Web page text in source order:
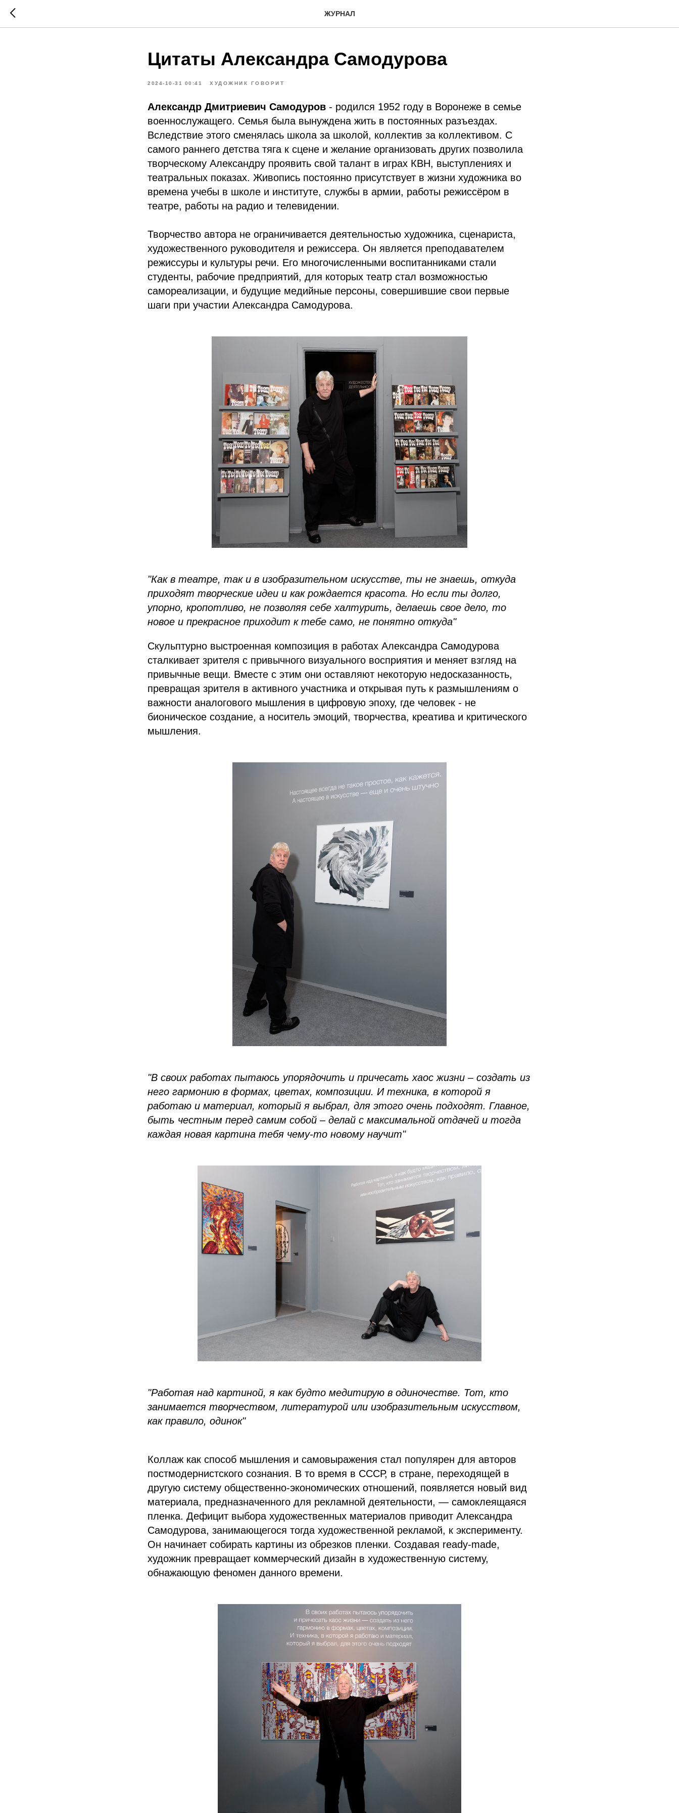
ЖУРНАЛ
Цитаты Александра Самодурова
2024-10-31 00:41 ХУДОЖНИК ГОВОРИТ
Александр Дмитриевич Самодуров - родился 1952 году в Воронеже в семье
военнослужащего. Семья была вынуждена жить в постоянных разъездах.
Вследствие этого сменялась школа за школой, коллектив за коллективом. С
самого раннего детства тяга к сцене и желание организовать других позволила
творческому Александру проявить свой талант в играх КВН, выступлениях и
театральных показах. Живопись постоянно присутствует в жизни художника во
времена учебы в школе и институте, службы в армии, работы режиссёром в
театре, работы на радио и телевидении.
Творчество автора не ограничивается деятельностью художника, сценариста,
художественного руководителя и режиссера. Он является преподавателем
режиссуры и культуры речи. Его многочисленными воспитанниками стали
студенты, рабочие предприятий, для которых театр стал возможностью
самореализации, и будущие медийные персоны, совершившие свои первые
шаги при участии Александра Самодурова.
"Как в театре, так и в изобразительном искусстве, ты не знаешь, откуда
приходят творческие идеи и как рождается красота. Но если ты долго,
упорно, кропотливо, не позволяя себе халтурить, делаешь свое дело, то
новое и прекрасное приходит к тебе само, не понятно откуда"
Скульптурно выстроенная композиция в работах Александра Самодурова
сталкивает зрителя с привычного визуального восприятия и меняет взгляд на
привычные вещи. Вместе с этим они оставляют некоторую недосказанность,
превращая зрителя в активного участника и открывая путь к размышлениям о
важности аналогового мышления в цифровую эпоху, где человек - не
бионическое создание, а носитель эмоций, творчества, креатива и критического
мышления.
"В своих работах пытаюсь упорядочить и причесать хаос жизни – создать из
него гармонию в формах, цветах, композиции. И техника, в которой я
работаю и материал, который я выбрал, для этого очень подходят. Главное,
быть честным перед самим собой – делай с максимальной отдачей и тогда
каждая новая картина тебя чему-то новому научит"
"Работая над картиной, я как будто медитирую в одиночестве. Тот, кто
занимается творчеством, литературой или изобразительным искусством,
как правило, одинок"
Коллаж как способ мышления и самовыражения стал популярен для авторов
постмодернистского сознания. В то время в СССР, в стране, переходящей в
другую систему общественно-экономических отношений, появляется новый вид
материала, предназначенного для рекламной деятельности, — самоклеящаяся
пленка. Дефицит выбора художественных материалов приводит Александра
Самодурова, занимающегося тогда художественной рекламой, к эксперименту.
Он начинает собирать картины из обрезков пленки. Создавая ready-made,
художник превращает коммерческий дизайн в художественную систему,
обнажающую феномен данного времени.